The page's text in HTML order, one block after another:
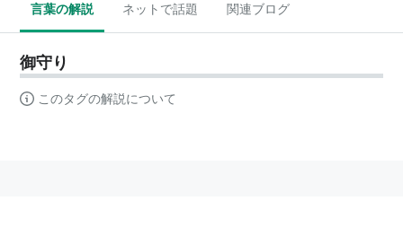
言葉の解説 ネットで話題 関連ブログ
御守り
このタグの解説について